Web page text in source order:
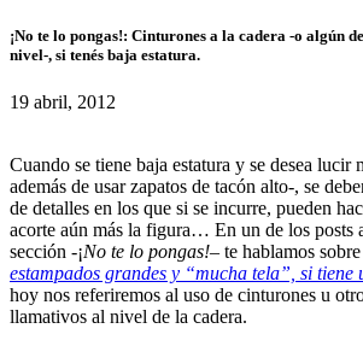
¡No te lo pongas!: Cinturones a la cadera -o algún
nivel-, si tenés baja estatura.
19 abril, 2012
Cuando se tiene baja estatura y se desea lucir
además de usar zapatos de tacón alto-, se
de detalles en los que si se incurre, pueden
acorte aún más la figura… En un de los posts
sección -¡No te lo pongas!– te hablamos
estampados grandes y “mucha tela”, si tiene
hoy nos referiremos al uso de cinturones u
llamativos al nivel de la cadera.